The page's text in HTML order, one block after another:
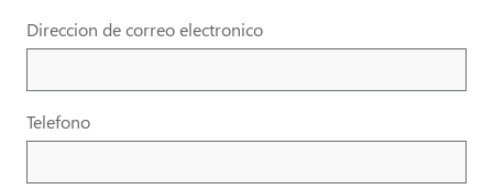
Direccion de correo electronico
Telefono